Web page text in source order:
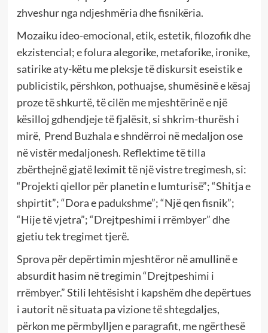
zhveshur nga ndjeshmëria dhe fisnikëria.
Mozaiku ideo-emocional, etik, estetik, filozofik dhe
ekzistencial; e folura alegorike, metaforike, ironike,
satirike aty-këtu me pleksje të diskursit eseistik e
publicistik, përshkon, pothuajse, shumësinë e kësaj
proze të shkurtë, të cilën me mjeshtërinë e një
kësilloj gdhendjeje të fjalësit, si shkrim-thurësh i
mirë, Prend Buzhala e shndërroi në medaljon ose
në vistër medaljonesh. Reflektime të tilla
zbërthejnë gjatë leximit të një vistre tregimesh, si:
“Projekti qiellor për planetin e lumturisë”; “Shitja e
shpirtit”; “Dora e padukshme”; “Një qen fisnik”;
“Hije të vjetra”; “Drejtpeshimi i rrëmbyer” dhe
gjetiu tek tregimet tjerë.
Sprova për depërtimin mjeshtëror në amullinë e
absurdit hasim në tregimin “Drejtpeshimi i
rrëmbyer.” Stili lehtësisht i kapshëm dhe depërtues
i autorit në situata pa vizione të shtegdaljes,
përkon me përmbylljen e paragrafit, me ngërthesë